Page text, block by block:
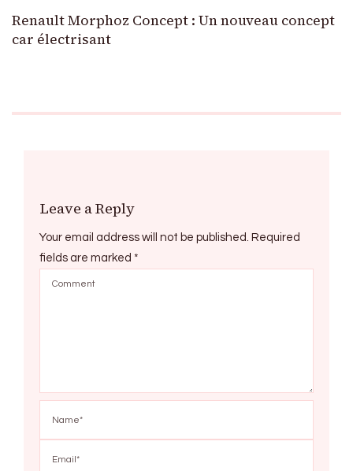
Renault Morphoz Concept : Un nouveau concept
car électrisant
Leave a Reply
Your email address will not be published. Required
fields are marked *